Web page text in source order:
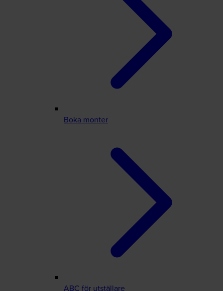
Boka monter
ABC för utställare